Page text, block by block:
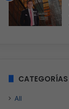
CATEGORÍAS
All